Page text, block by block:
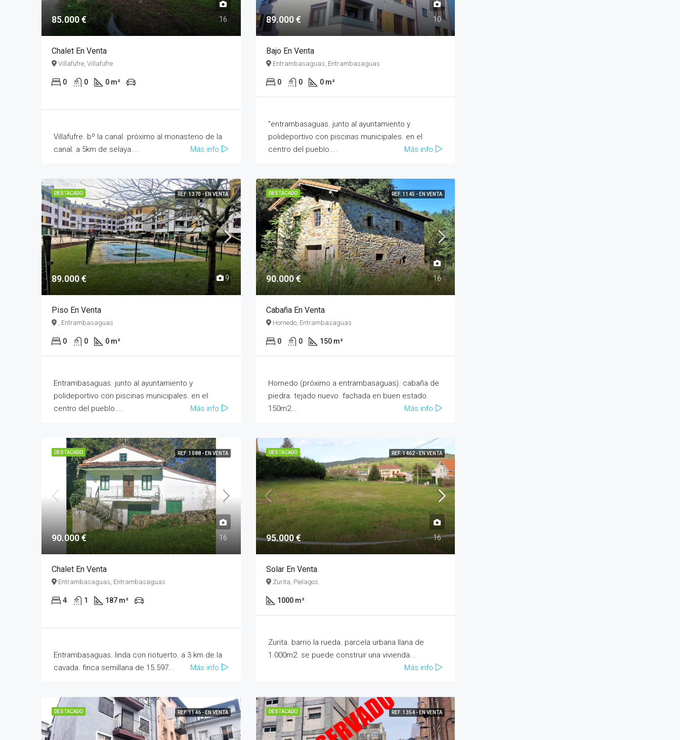
85.000 € 16
Chalet En Venta
Villafufre, Villafufre
0 0 0 m²
Villafufre. bº la canal. próximo al monasterio de la
canal. a 5km de selaya....
Más info
89.000 € 10
Bajo En Venta
Entrambasaguas, Entrambasaguas
0 0 0 m²
"entrambasaguas. junto al ayuntamiento y
polideportivo con piscinas municipales. en el
centro del pueblo....
Más info
DESTACADO REF. 1370 - EN VENTA
89.000 € 9
Piso En Venta
, Entrambasaguas
0 0 0 m²
Entrambasaguas. junto al ayuntamiento y
polideportivo con piscinas municipales. en el
centro del pueblo....
Más info
DESTACADO REF. 1145 - EN VENTA
90.000 € 16
Cabaña En Venta
Hornedo, Entrambasaguas
0 0 150 m²
Hornedo (próximo a entrambasaguas). cabaña de
piedra. tejado nuevo. fachada en buen estado.
150m2...
Más info
DESTACADO REF. 1088 - EN VENTA
90.000 € 16
Chalet En Venta
Entrambasaguas, Entrambasaguas
4 1 187 m²
Entrambasaguas. linda con riotuerto. a 3 km de la
cavada. finca semillana de 15.597...
Más info
DESTACADO REF. 1462 - EN VENTA
95.000 € 16
Solar En Venta
Zurita, Pielagos
1000 m²
Zurita. barrio la rueda. parcela urbana llana de
1.000m2. se puede construir una vivienda...
Más info
DESTACADO REF. 1146 - EN VENTA DESTACADO REF. 1354 - EN VENTA